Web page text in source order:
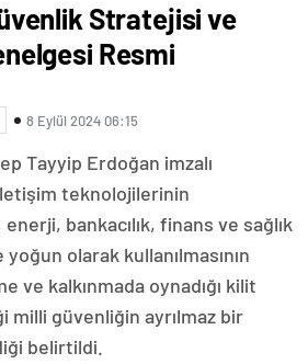
Stratejisi ve
Resmi
8 Eylül 2024 06:15
Tayyip Erdoğan imzalı
teknolojilerinin
bankacılık, finans ve sağlık
olarak kullanılmasının
ve kalkınmada oynadığı kilit
milli güvenliğin ayrılmaz bir
belirtildi.